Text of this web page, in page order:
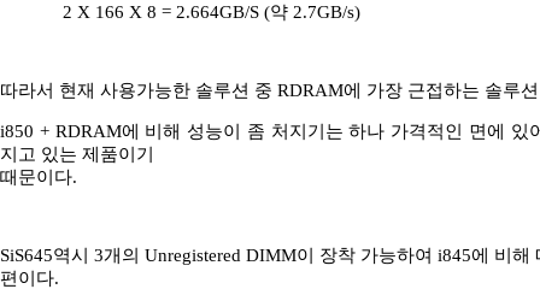
2 X 166 X 8 = 2.664GB/S (약 2.7GB/s)
따라서 현재 사용가능한 솔루션 중 RDRAM에 가장 근접하는 솔루
i850 + RDRAM에 비해 성능이 좀 처지기는 하나 가격적인 면에 있
지고 있는 제품이기
때문이다.
SiS645역시 3개의 Unregistered DIMM이 장착 가능하여 i845에 비
편이다.